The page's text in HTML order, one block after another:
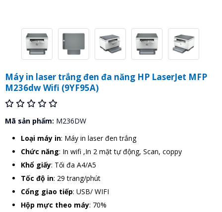
Máy in laser trắng đen đa năng HP LaserJet MFP
M236dw Wifi (9YF95A)
Mã sản phẩm: M236DW
Loại máy in: Máy in laser đen trắng
Chức năng: In wifi ,In 2 mặt tự động, Scan, coppy
Khổ giấy: Tối đa A4/A5
Tốc độ in: 29 trang/phút
Cổng giao tiếp: USB/ WIFI
Hộp mực theo máy: 70%